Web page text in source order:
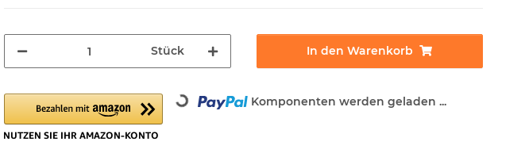
Stück In den Warenkorb
Loading... Komponenten werden geladen ...